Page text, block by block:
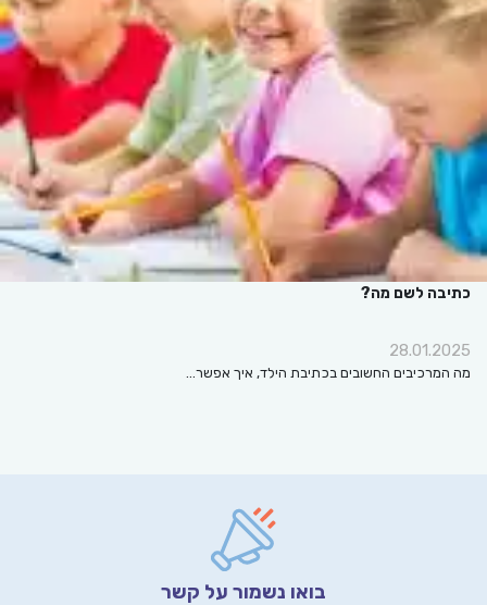
כתיבה לשם מה?
28.01.2025
מה המרכיבים החשובים בכתיבת הילד, איך אפשר…
בואו נשמור על קשר